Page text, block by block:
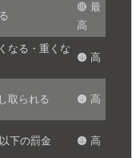
🔴 最
高
なる・重くな
🟠 高
取られる 🟠 高
下の罰金 🟠 高